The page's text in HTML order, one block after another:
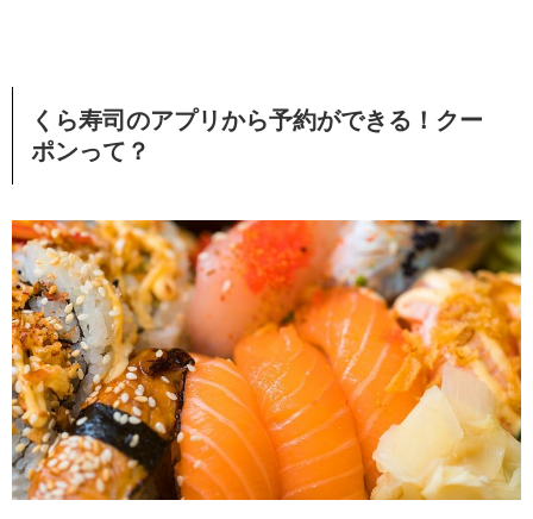
くら寿司のアプリから予約ができる！クー
ポンって？